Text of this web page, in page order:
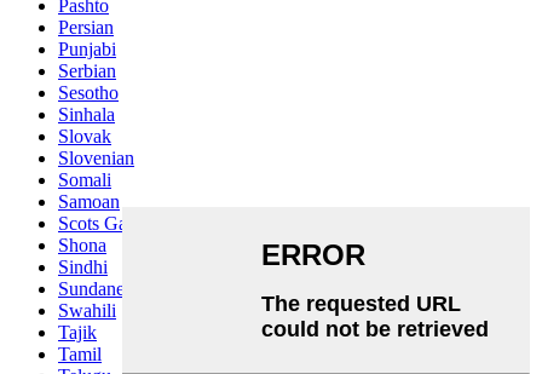
Pashto
Persian
Punjabi
Serbian
Sesotho
Sinhala
Slovak
Slovenian
Somali
Samoan
Scots Gaelic
Shona
Sindhi
Sundanese
Swahili
Tajik
Tamil